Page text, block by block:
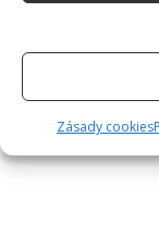
Zásady cookies